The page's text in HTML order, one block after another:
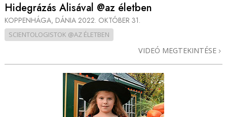
Hidegrázás Alisával @az életben
KOPPENHÁGA, DÁNIA 2022. OKTÓBER 31.
SCIENTOLOGISTOK @AZ ÉLETBEN
VIDEÓ MEGTEKINTÉSE